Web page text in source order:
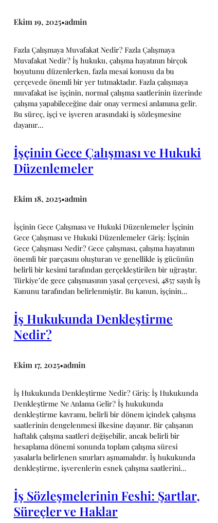
Ekim 19, 2025•admin
Fazla Çalışmaya Muvafakat Nedir? Fazla Çalışmaya
Muvafakat Nedir? İş hukuku, çalışma hayatının birçok
boyutunu düzenlerken, fazla mesai konusu da bu
çerçevede önemli bir yer tutmaktadır. Fazla çalışmaya
muvafakat ise işçinin, normal çalışma saatlerinin üzerinde
çalışma yapabileceğine dair onay vermesi anlamına gelir.
Bu süreç, işçi ve işveren arasındaki iş sözleşmesine
dayanır…
İşçinin Gece Çalışması ve Hukuki
Düzenlemeler
Ekim 18, 2025•admin
İşçinin Gece Çalışması ve Hukuki Düzenlemeler İşçinin
Gece Çalışması ve Hukuki Düzenlemeler Giriş: İşçinin
Gece Çalışması Nedir? Gece çalışması, çalışma hayatının
önemli bir parçasını oluşturan ve genellikle iş gücünün
belirli bir kesimi tarafından gerçekleştirilen bir uğraştır.
Türkiye’de gece çalışmasının yasal çerçevesi, 4857 sayılı İş
Kanunu tarafından belirlenmiştir. Bu kanun, işçinin…
İş Hukukunda Denkleştirme
Nedir?
Ekim 17, 2025•admin
İş Hukukunda Denkleştirme Nedir? Giriş: İş Hukukunda
Denkleştirme Ne Anlama Gelir? İş hukukunda
denkleştirme kavramı, belirli bir dönem içindek çalışma
saatlerinin dengelenmesi ilkesine dayanır. Bir çalışanın
haftalık çalışma saatleri değişebilir, ancak belirli bir
hesaplama dönemi sonunda toplam çalışma süresi
yasalarla belirlenen sınırları aşmamalıdır. İş hukukunda
denkleştirme, işverenlerin esnek çalışma saatlerini…
İş Sözleşmelerinin Feshi: Şartlar,
Süreçler ve Haklar